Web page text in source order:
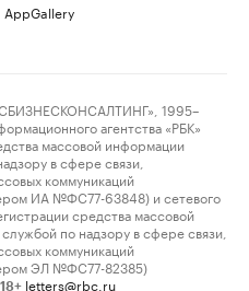
AppGallery
1995–
агентства «РБК»
массовой информации
в сфере связи,
коммуникаций
ИА №ФС77-63848) и сетевого
средства массовой
по надзору в сфере связи,
коммуникаций
ЭЛ №ФС77-82385)
18+ letters@rbc.ru